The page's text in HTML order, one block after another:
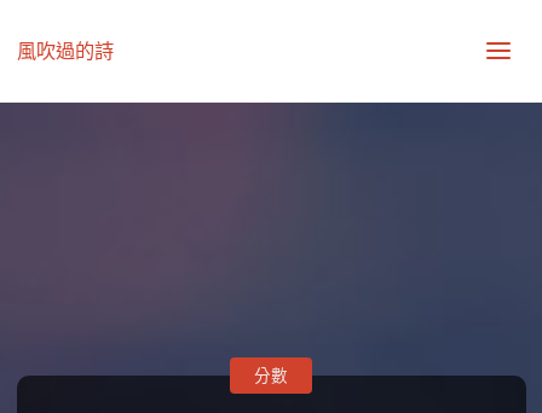
風吹過的詩
分數